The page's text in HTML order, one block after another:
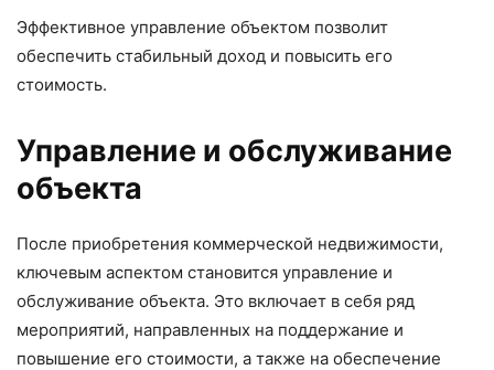
Эффективное управление объектом позволит
обеспечить стабильный доход и повысить его
стоимость.
Управление и обслуживание
объекта
После приобретения коммерческой недвижимости,
ключевым аспектом становится управление и
обслуживание объекта. Это включает в себя ряд
мероприятий, направленных на поддержание и
повышение его стоимости, а также на обеспечение